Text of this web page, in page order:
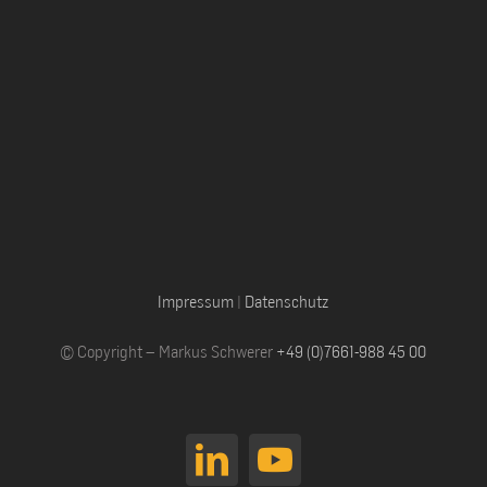
Impressum | Datenschutz
© Copyright – Markus Schwerer +49 (0)7661-988 45 00
LinkedInYouTube